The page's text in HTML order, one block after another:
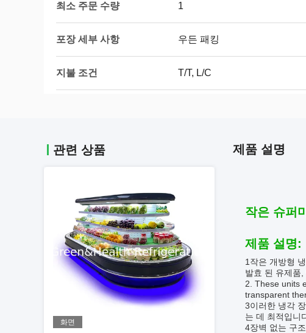
최소 주문 수량 1
포장 세부 사항 우든 패킹
지불 조건 T/T, L/C
관련 상품
화면
제품 설명
작은 슈퍼
제품 설명:
1작은 개방형
발효 된 유제품
2. These units
transparent
3이러한 냉각
는 데 최적입니
4장벽 없는 구